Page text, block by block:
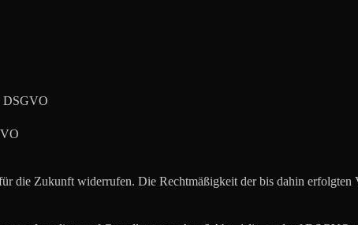
DSGVO
die Zukunft widerrufen. Die Rechtmäßigkeit der bis dahin erfolgten